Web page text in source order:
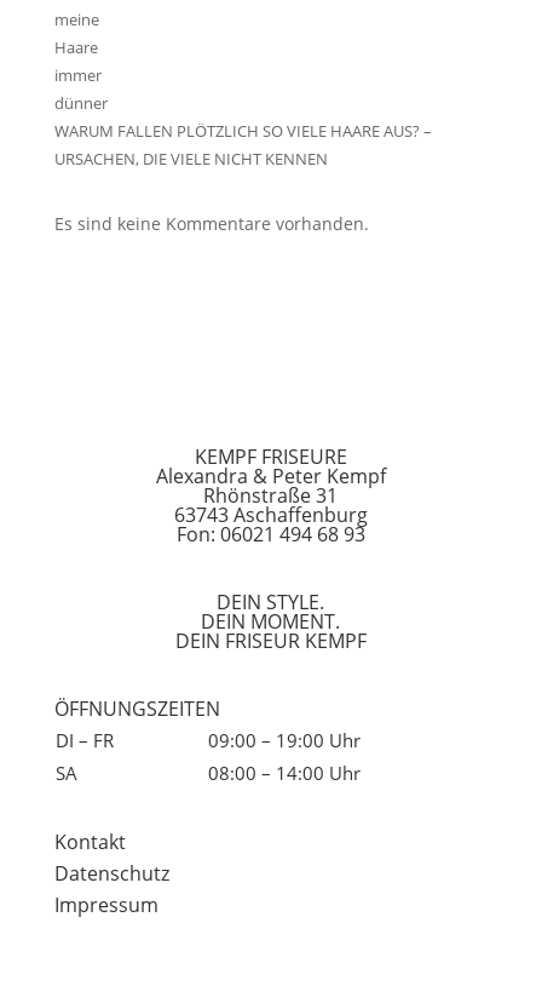
WARUM FALLEN PLÖTZLICH SO VIELE HAARE AUS? –
URSACHEN, DIE VIELE NICHT KENNEN
Es sind keine Kommentare vorhanden.
KEMPF FRISEURE
Alexandra & Peter Kempf
Rhönstraße 31
63743 Aschaffenburg
Fon: 06021 494 68 93
DEIN STYLE.
DEIN MOMENT.
DEIN FRISEUR KEMPF
ÖFFNUNGSZEITEN
DI – FR
09:00 – 19:00 Uhr
SA
08:00 – 14:00 Uhr
Kontakt
Datenschutz
Impressum